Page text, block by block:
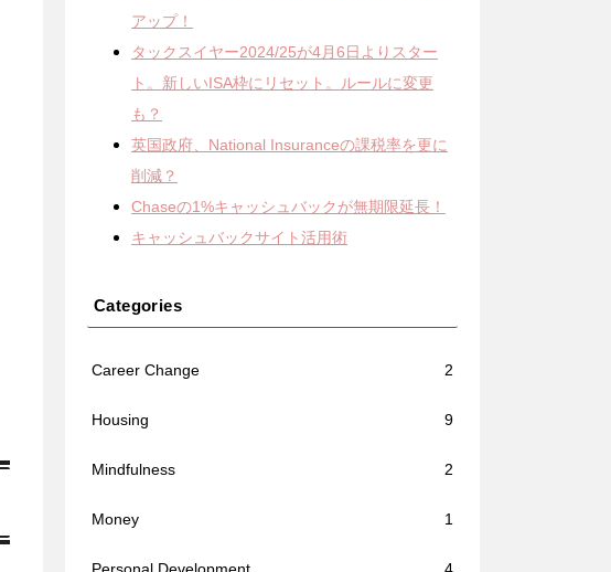
アップ！
タックスイヤー2024/25が4月6日よりスター
ト。新しいISA枠にリセット。ルールに変更
も？
英国政府、National Insuranceの課税率を更に
削減？
Chaseの1%キャッシュバックが無期限延長！
キャッシュバックサイト活用術
Categories
Career Change 2
Housing 9
Mindfulness 2
Money 1